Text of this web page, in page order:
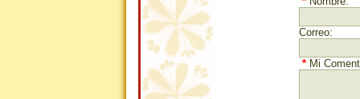
Correo:
* Mi